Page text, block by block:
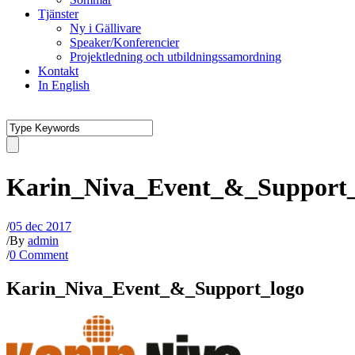
Tjänster
Ny i Gällivare
Speaker/Konferencier
Projektledning och utbildningssamordning
Kontakt
In English
/05 dec 2017
/By admin
/0 Comment
Karin_Niva_Event_&_Support_logo